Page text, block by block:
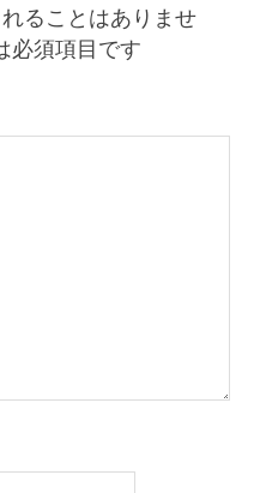
ることはありませ
必須項目です